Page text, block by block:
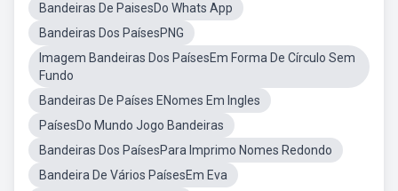
Bandeiras De PaisesDo Whats App
Bandeiras Dos PaísesPNG
Imagem Bandeiras Dos PaísesEm Forma De Círculo Sem
Fundo
Bandeiras De Países ENomes Em Ingles
PaísesDo Mundo Jogo Bandeiras
Bandeiras Dos PaísesPara Imprimo Nomes Redondo
Bandeira De Vários PaísesEm Eva